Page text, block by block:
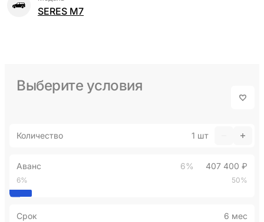
SERES M7
Выберите условия
Количество 1 шт
Аванс 6% 407 400 ₽
6% 50%
Срок 6 мес